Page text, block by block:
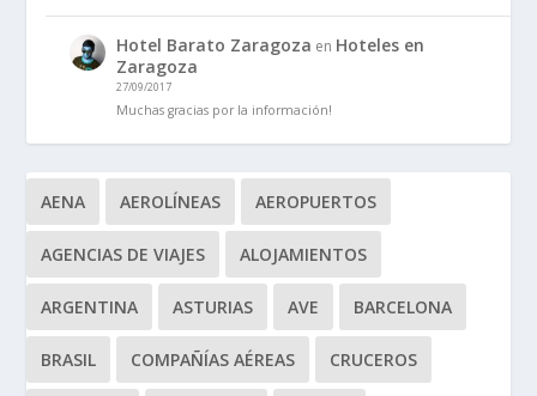
Hotel Barato Zaragoza en Hoteles en
Zaragoza
27/09/2017
Muchas gracias por la información!
AENA AEROLÍNEAS AEROPUERTOS
AGENCIAS DE VIAJES ALOJAMIENTOS
ARGENTINA ASTURIAS AVE BARCELONA
BRASIL COMPAÑÍAS AÉREAS CRUCEROS